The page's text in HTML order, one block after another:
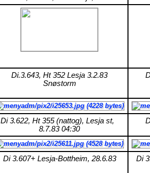
Di.3.643, Ht 352 Lesja 3.2.83
Snøstorm
Di 3.622, Ht 355 (nattog), Lesja st,
8.7.83 04:30
Di 3.607+ Lesja-Bottheim, 28.6.83 Di